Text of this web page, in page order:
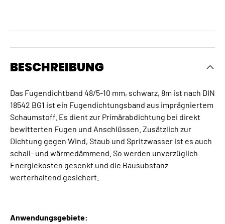
BESCHREIBUNG
Das Fugendichtband 48/5-10 mm, schwarz, 8m ist nach DIN
18542 BG1 ist ein Fugendichtungsband aus imprägniertem
Schaumstoff. Es dient zur Primärabdichtung bei direkt
bewitterten Fugen und Anschlüssen. Zusätzlich zur
Dichtung gegen Wind, Staub und Spritzwasser ist es auch
schall- und wärmedämmend. So werden unverzüglich
Energiekosten gesenkt und die Bausubstanz
werterhaltend gesichert.
Anwendungsgebiete: